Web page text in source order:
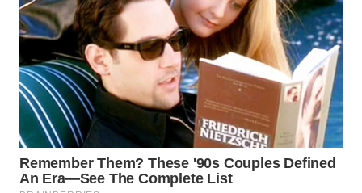
WN
WN
KEPULAUAN
SERIBU
WN
TANGERANG